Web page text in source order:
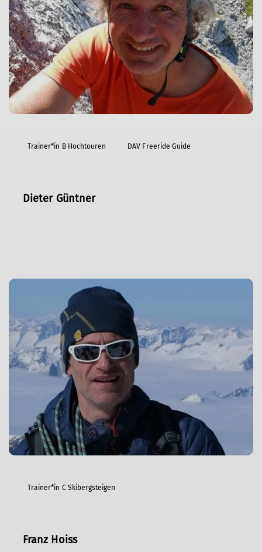
Trainer*in B Hochtouren DAV Freeride Guide
Dieter Güntner
Trainer*in C Skibergsteigen
Franz Hoiss